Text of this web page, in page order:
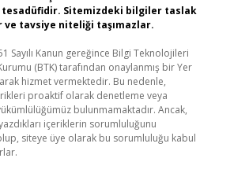
tesadüfidir. Sitemizdeki bilgiler taslak
ve tavsiye niteliği taşımazlar.
Sayılı Kanun gereğince Bilgi Teknolojileri
(BTK) tarafından onaylanmış bir Yer
hizmet vermektedir. Bu nedenle,
proaktif olarak denetleme veya
bulunmamaktadır. Ancak,
içeriklerin sorumluluğunu
siteye üye olarak bu sorumluluğu kabul